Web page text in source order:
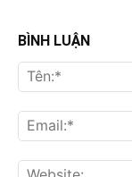
BÌNH LUẬN